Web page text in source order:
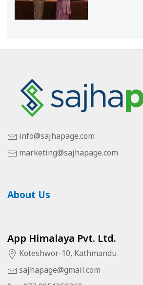
info@sajhapage.com
marketing@sajhapage.com
About Us
App Himalaya Pvt. Ltd.
Koteshwor-10, Kathmandu
sajhapage@gmail.com